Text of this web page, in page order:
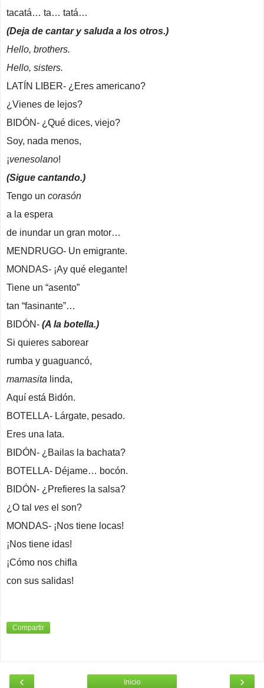
tacatá… ta… tatá…
(Deja de cantar y saluda a los otros.)
Hello, brothers.
Hello, sisters.
LATÍN LIBER- ¿Eres americano?
¿Vienes de lejos?
BIDÓN- ¿Qué dices, viejo?
Soy, nada menos,
¡venesolano!
(Sigue cantando.)
Tengo un corasón
a la espera
de inundar un gran motor…
MENDRUGO- Un emigrante.
MONDAS- ¡Ay qué elegante!
Tiene un “asento”
tan “fasinante”…
BIDÓN- (A la botella.)
Si quieres saborear
rumba y guaguancó,
mamasita linda,
Aquí está Bidón.
BOTELLA- Lárgate, pesado.
Eres una lata.
BIDÓN- ¿Bailas la bachata?
BOTELLA- Déjame… bocón.
BIDÓN- ¿Prefieres la salsa?
¿O tal ves el son?
MONDAS- ¡Nos tiene locas!
¡Nos tiene idas!
¡Cómo nos chifla
con sus salidas!
Compartir
‹ ›
Inicio